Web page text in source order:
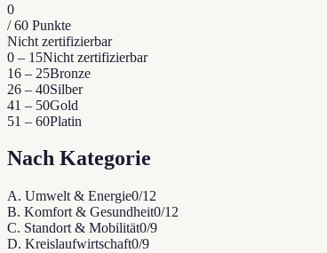
0
/60 Punkte
Nicht zertifizierbar
0 – 15Nicht zertifizierbar
16 – 25Bronze
26 – 40Silber
41 – 50Gold
51 – 60Platin
Nach Kategorie
A. Umwelt & Energie0/12
B. Komfort & Gesundheit0/12
C. Standort & Mobilität0/9
D. Kreislaufwirtschaft0/9